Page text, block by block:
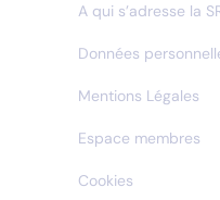
A qui s’adresse la
Données
Mentions Légales
Espace membres
Cookies